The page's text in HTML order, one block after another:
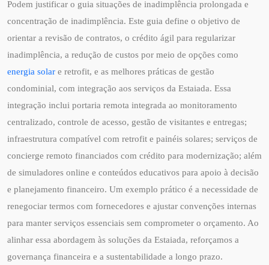
Podem justificar o guia situações de inadimplência prolongada e
concentração de inadimplência. Este guia define o objetivo de
orientar a revisão de contratos, o crédito ágil para regularizar
inadimplência, a redução de custos por meio de opções como
energia solar e retrofit, e as melhores práticas de gestão
condominial, com integração aos serviços da Estaiada. Essa
integração inclui portaria remota integrada ao monitoramento
centralizado, controle de acesso, gestão de visitantes e entregas;
infraestrutura compatível com retrofit e painéis solares; serviços de
concierge remoto financiados com crédito para modernização; além
de simuladores online e conteúdos educativos para apoio à decisão
e planejamento financeiro. Um exemplo prático é a necessidade de
renegociar termos com fornecedores e ajustar convenções internas
para manter serviços essenciais sem comprometer o orçamento. Ao
alinhar essa abordagem às soluções da Estaiada, reforçamos a
governança financeira e a sustentabilidade a longo prazo.